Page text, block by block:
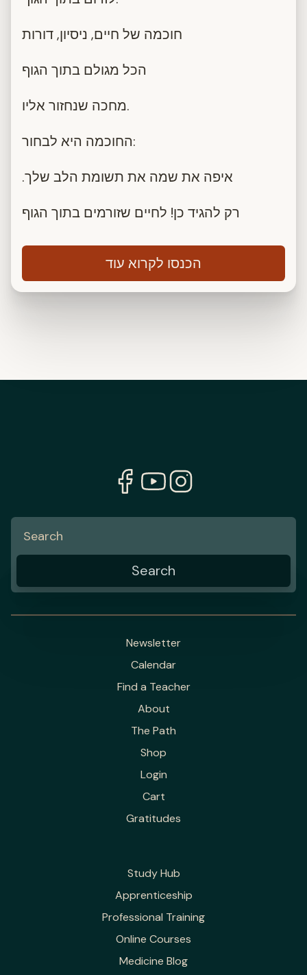
חוכמה של חיים, ניסיון, דורות
הכל מגולם בתוך הגוף
מחכה שנחזור אליו.
החוכמה היא לבחור:
.איפה את שמה את תשומת הלב שלך
רק להגיד כן! לחיים שזורמים בתוך הגוף
הכנסו לקרוא עוד
Newsletter
Calendar
Find a Teacher
About
The Path
Shop
Login
Cart
Gratitudes
Study Hub
Apprenticeship
Professional Training
Online Courses
Medicine Blog